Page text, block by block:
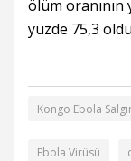
ölüm oranının
yüzde 75,3
Kongo Ebola
Ebola Virüsü